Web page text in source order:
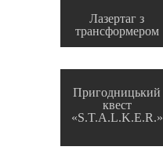
Лазертаг з
трансформером
Пригодницький
квест
«S.T.A.L.K.E.R.»